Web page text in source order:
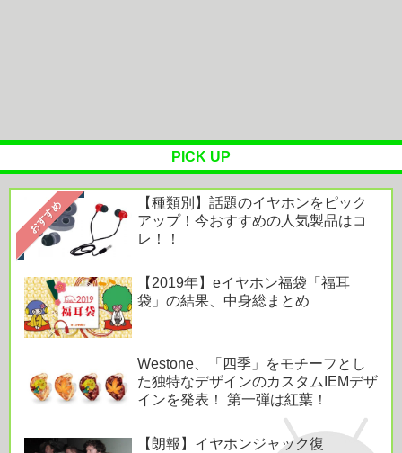
Powered by livedoor 相互RSS
PICK UP
おすすめ
【種類別】話題のイヤホンをピック
アップ！今おすすめの人気製品はコ
レ！！
【2019年】eイヤホン福袋「福耳
袋」の結果、中身総まとめ
Westone、「四季」をモチーフとし
た独特なデザインのカスタムIEMデザ
インを発表！ 第一弾は紅葉！
【朗報】イヤホンジャック復